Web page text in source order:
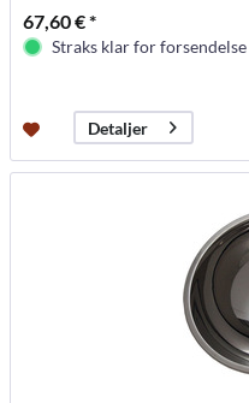
67,60 € *
Straks klar for forsendelse
Detaljer